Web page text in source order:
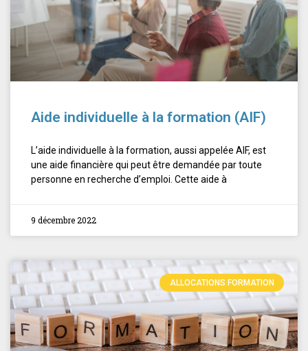
Aide individuelle à la formation (AIF)
L’aide individuelle à la formation, aussi appelée AIF, est
une aide financière qui peut être demandée par toute
personne en recherche d’emploi. Cette aide à
9 décembre 2022
ALLOCATIONS FORMATION